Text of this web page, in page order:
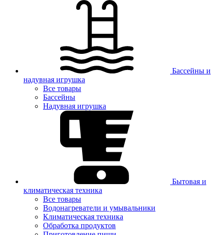
Бассейны и
надувная игрушка
Все товары
Бассейны
Надувная игрушка
Бытовая и
климатическая техника
Все товары
Водонагреватели и умывальники
Климатическая техника
Обработка продуктов